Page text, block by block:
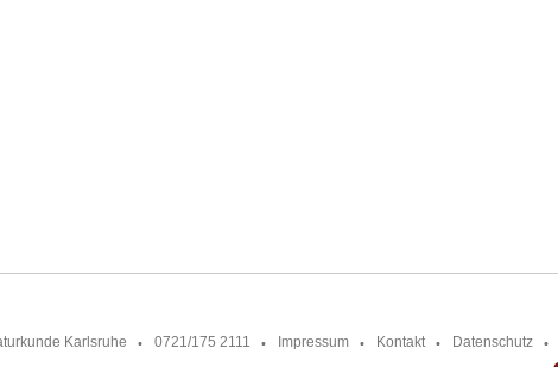
Karlsruhe 0721/175 2111 Impressum Kontakt Datenschutz